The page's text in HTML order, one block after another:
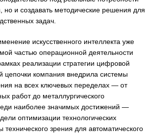
и создавать методические решения для
задач.
искусственного интеллекта уже
частью операционной деятельности
реализации стратегии цифровой
цепочки компания внедрила системы
на всех ключевых переделах — от
работ до металлургического
наиболее значимых достижений —
оптимизации технологических
зрения для автоматического